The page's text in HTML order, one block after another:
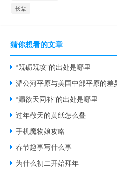
长辈
猜你想看的文章
“既砺既攻”的出处是哪里
湄公河平原与美国中部平原的差
“漏欲天同补”的出处是哪里
过年敬天的黄纸怎么叠
手机魔物娘攻略
春节趣事写什么事
为什么初二开始拜年